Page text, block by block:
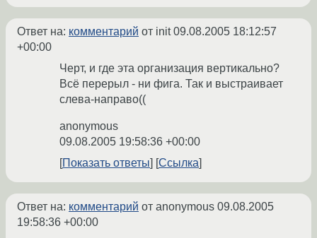
Ответ на: комментарий от init09.08.2005 18:12:57
+00:00
Черт, и где эта организация вертикально?
Всё перерыл - ни фига. Так и выстраивает
слева-направо((
anonymous
09.08.2005 19:58:36 +00:00
Показать ответы
Ссылка
Ответ на: комментарий от anonymous 09.08.2005
19:58:36 +00:00